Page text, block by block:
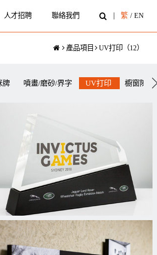
人才招聘 聯絡我們 繁 / EN
產品項目 UV打印 （12）
牌 噴畫/磨砂/界字 UV打印 櫥窗陳列